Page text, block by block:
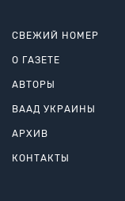
СВЕЖИЙ НОМЕР
О ГАЗЕТЕ
АВТОРЫ
ВААД УКРАИНЫ
АРХИВ
КОНТАКТЫ